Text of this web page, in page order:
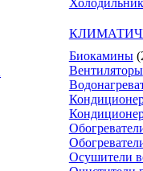
Биокамины
Вентиляторы
Осушители